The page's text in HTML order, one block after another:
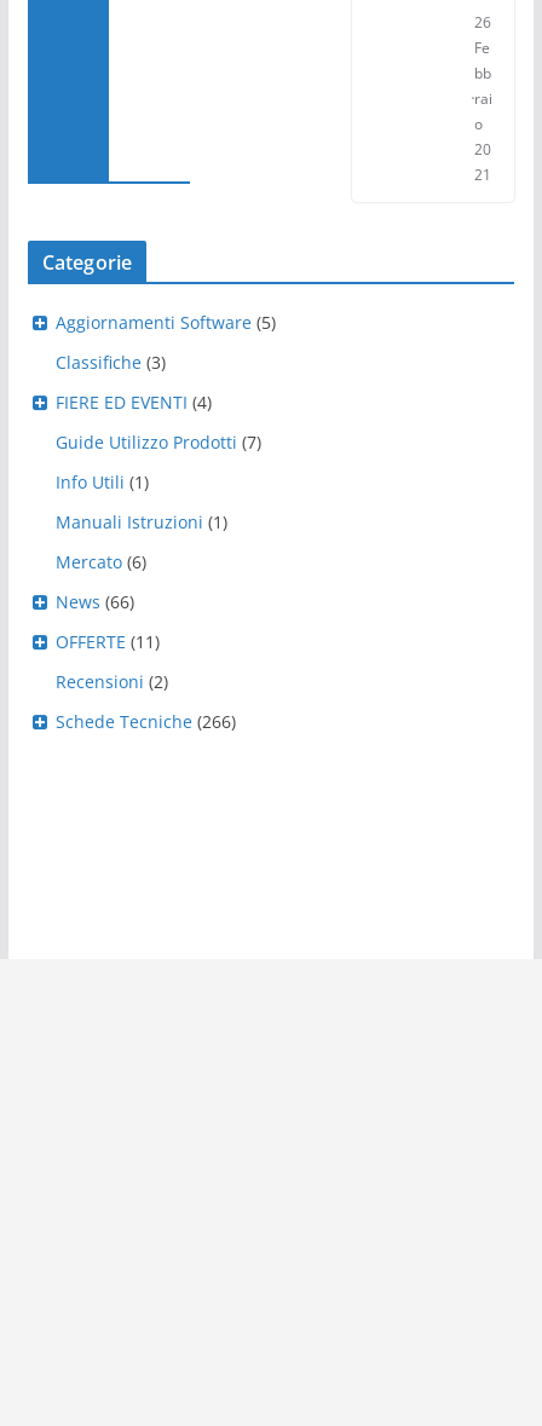
26
Fe
bb
rai
o
20
21
Categorie
Aggiornamenti Software (5)
Classifiche (3)
FIERE ED EVENTI (4)
Guide Utilizzo Prodotti (7)
Info Utili (1)
Manuali Istruzioni (1)
Mercato (6)
News (66)
OFFERTE (11)
Recensioni (2)
Schede Tecniche (266)